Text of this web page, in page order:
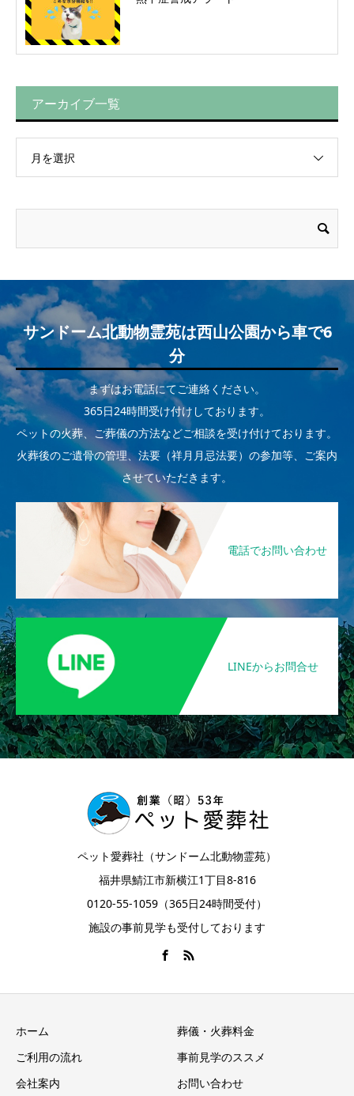
アーカイブ一覧
月を選択
サンドーム北動物霊苑は西山公園から車で6
分
まずはお電話にてご連絡ください。
365日24時間受け付けしております。
ペットの火葬、ご葬儀の方法などご相談を受け付けております。
火葬後のご遺骨の管理、法要（祥月月忌法要）の参加等、ご案内
させていただきます。
電話でお問い合わせ
LINEからお問合せ
ペット愛葬社（サンドーム北動物霊苑）
福井県鯖江市新横江1丁目8-816
0120-55-1059（365日24時間受付）
施設の事前見学も受付しております
ホーム
葬儀・火葬料金
ご利用の流れ
事前見学のススメ
会社案内
お問い合わせ